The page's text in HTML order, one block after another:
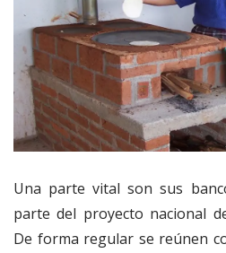
Una parte vital son sus
parte del proyecto nacional
De forma regular se reúnen